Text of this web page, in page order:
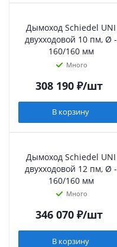
Дымоход Schiedel UNI
двухходовой 10 пм, Ø -
160/160 мм
Много
308 190₽/шт
В корзину
Дымоход Schiedel UNI
двухходовой 12 пм, Ø -
160/160 мм
Много
346 070₽/шт
В корзину